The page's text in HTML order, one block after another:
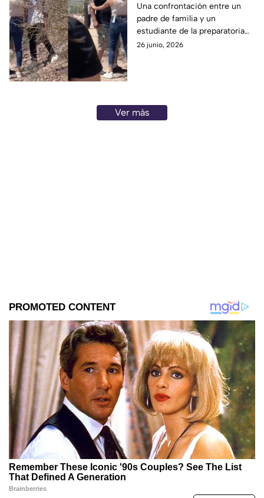
preparatoria tras
conflicto con su hija;
caso desata polémica
en Guaymas
Una confrontación entre un
padre de familia y un
estudiante de la preparatoria
CETMAR 03 de Guaymas se
26 junio, 2026
Ver más